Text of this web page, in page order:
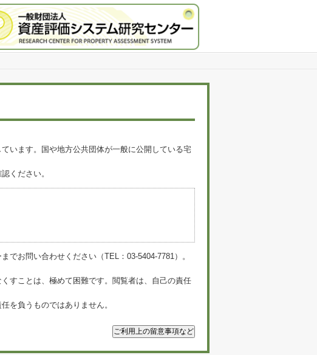
います。国や地方公共団体が一般に公開している宅
ください。
お問い合わせください（TEL：03-5404-7781）。
すことは、極めて困難です。閲覧者は、自己の責任
を負うものではありません。